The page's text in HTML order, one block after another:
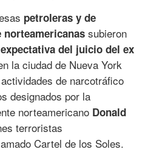
petroleras y de
subieron
expectativa del juicio del ex
la ciudad de Nueva York
de narcotráfico
designados por la
norteamericano Donald
terroristas
Cartel de los Soles.